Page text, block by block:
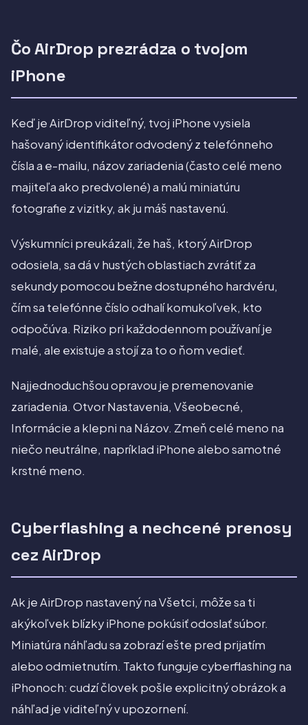
Čo AirDrop prezrádza o tvojom
iPhone
Keď je AirDrop viditeľný, tvoj iPhone vysiela
hašovaný identifikátor odvodený z telefónneho
čísla a e-mailu, názov zariadenia (často celé meno
majiteľa ako predvolené) a malú miniatúru
fotografie z vizitky, ak ju máš nastavenú.
Výskumníci preukázali, že haš, ktorý AirDrop
odosiela, sa dá v hustých oblastiach zvrátiť za
sekundy pomocou bežne dostupného hardvéru,
čím sa telefónne číslo odhalí komukoľvek, kto
odpočúva. Riziko pri každodennom používaní je
malé, ale existuje a stojí za to o ňom vedieť.
Najjednoduchšou opravou je premenovanie
zariadenia. Otvor Nastavenia, Všeobecné,
Informácie a klepni na Názov. Zmeň celé meno na
niečo neutrálne, napríklad iPhone alebo samotné
krstné meno.
Cyberflashing a nechcené prenosy
cez AirDrop
Ak je AirDrop nastavený na Všetci, môže sa ti
akýkoľvek blízky iPhone pokúsiť odoslať súbor.
Miniatúra náhľadu sa zobrazí ešte pred prijatím
alebo odmietnutím. Takto funguje cyberflashing na
iPhonoch: cudzí človek pošle explicitný obrázok a
náhľad je viditeľný v upozornení.